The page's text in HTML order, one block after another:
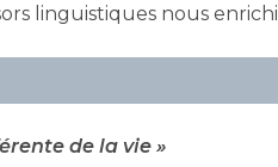
linguistiques nous
de la vie »